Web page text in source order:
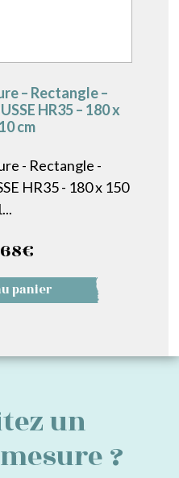
– Rectangle –
HR35 – 180 x
cm
- Rectangle -
HR35 - 180 x 150
€
panier
un
?